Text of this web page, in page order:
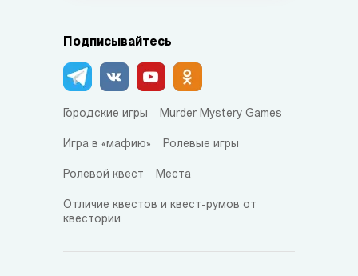
Подписывайтесь
Городские игры Murder Mystery Games
Игра в «мафию» Ролевые игры
Ролевой квест Места
Отличие квестов и квест-румов от
квестории